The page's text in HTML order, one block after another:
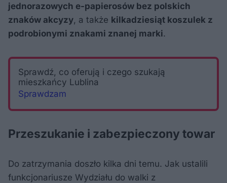
jednorazowych e-papierosów bez polskich
znaków akcyzy , a także kilkadziesiąt koszulek z
podrobionymi znakami znanej marki.
Sprawdź, co oferują i czego szukają
mieszkańcy Lublina
Sprawdzam
Przeszukanie i zabezpieczony towar
Do zatrzymania doszło kilka dni temu. Jak ustalili
funkcjonariusze Wydziału do walki z